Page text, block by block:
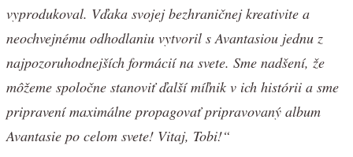
vyprodukoval. Vďaka svojej bezhraničnej kreativite a
neochvejnému odhodlaniu vytvoril s Avantasiou jednu z
najpozoruhodnejších formácií na svete. Sme nadšení, že
môžeme spoločne stanoviť ďalší míľnik v ich histórii a sme
pripravení maximálne propagovať pripravovaný album
Avantasie po celom svete! Vitaj, Tobi!“